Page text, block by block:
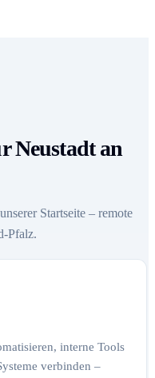
Neustadt an
Startseite – remote
Pfalz.
interne Tools
verbinden –